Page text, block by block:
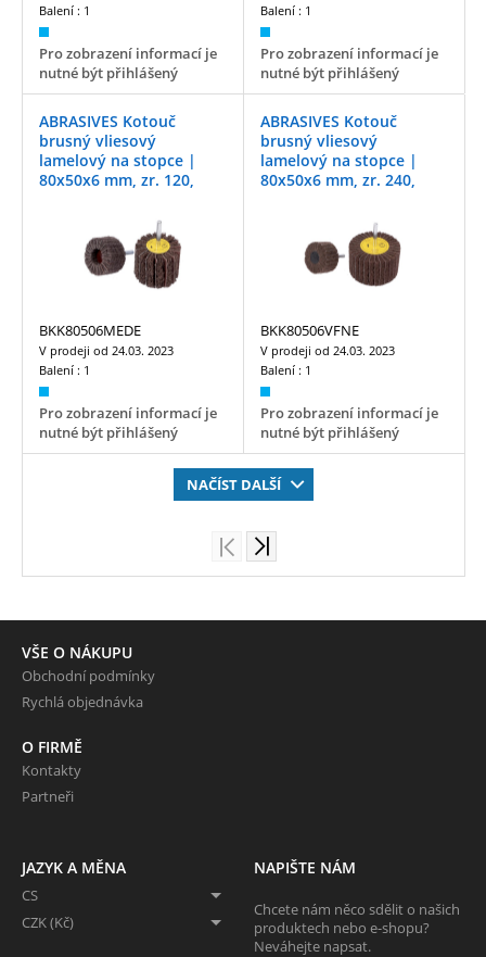
Balení : 1
Pro zobrazení informací je
nutné být přihlášený
Balení : 1
Pro zobrazení informací je
nutné být přihlášený
ABRASIVES Kotouč
brusný vliesový
lamelový na stopce |
80x50x6 mm, zr. 120,
BKK80506MEDE
V prodeji od 24.03. 2023
Balení : 1
Pro zobrazení informací je
nutné být přihlášený
ABRASIVES Kotouč
brusný vliesový
lamelový na stopce |
80x50x6 mm, zr. 240,
BKK80506VFNE
V prodeji od 24.03. 2023
Balení : 1
Pro zobrazení informací je
nutné být přihlášený
NAČÍST DALŠÍ
VŠE O NÁKUPU
Obchodní podmínky
Rychlá objednávka
O FIRMĚ
Kontakty
Partneři
JAZYK A MĚNA
CS
CZK (Kč)
NAPIŠTE NÁM
Chcete nám něco sdělit o našich
produktech nebo e-shopu?
Neváhejte napsat.